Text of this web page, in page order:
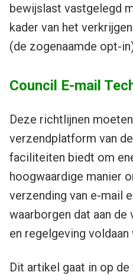
bewijslast vastgelegd
kader van het
(de zogenaamde opt-
Council E-mail
Deze richtlijnen
verzendplatform van
faciliteiten biedt om
hoogwaardige manier
verzending van e-mail
waarborgen dat aan
en regelgeving voldaan
Dit artikel gaat in op